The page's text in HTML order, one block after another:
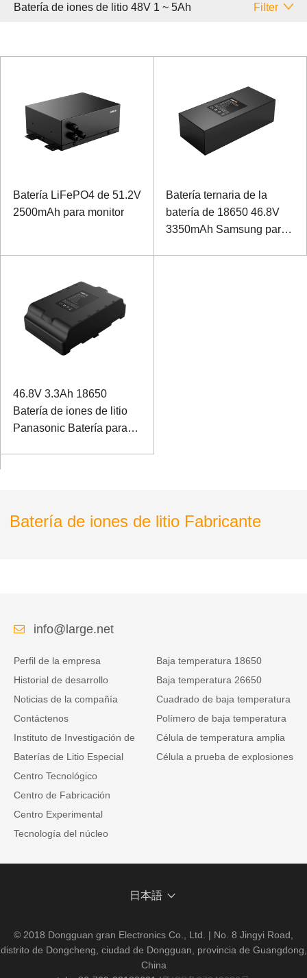
Batería de iones de litio 48V 1 ~ 5Ah Filter
Batería LiFePO4 de 51.2V
2500mAh para monitor
Batería ternaria de la
batería de 18650 46.8V
3350mAh Samsung para
46.8V 3.3Ah 18650
Batería de iones de litio
Panasonic Batería para
Batería de iones de litio Fabricante
info@large.net
Perfil de la empresa
Historial de desarrollo
Noticias de la compañía
Contáctenos
Instituto de Investigación de
Baterías de Litio Especial
Centro Tecnológico
Centro de Fabricación
Centro Experimental
Tecnología del núcleo
Baja temperatura 18650
Baja temperatura 26650
Cuadrado de baja temperatura
Polímero de baja temperatura
Célula de temperatura amplia
Célula a prueba de explosiones
日本語
© 2018 Dongguan gran Electronics Co., Ltd. | No. 8 Jingyi Road,
distrito de Dongcheng, ciudad de Dongguan, provincia de Guangdong,
China